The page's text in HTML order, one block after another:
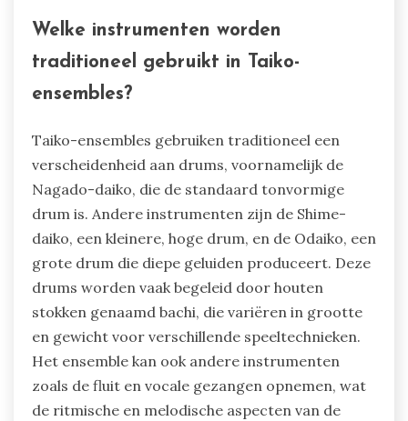
Welke instrumenten worden
traditioneel gebruikt in Taiko-
ensembles?
Taiko-ensembles gebruiken traditioneel een
verscheidenheid aan drums, voornamelijk de
Nagado-daiko, die de standaard tonvormige
drum is. Andere instrumenten zijn de Shime-
daiko, een kleinere, hoge drum, en de Odaiko, een
grote drum die diepe geluiden produceert. Deze
drums worden vaak begeleid door houten
stokken genaamd bachi, die variëren in grootte
en gewicht voor verschillende speeltechnieken.
Het ensemble kan ook andere instrumenten
zoals de fluit en vocale gezangen opnemen, wat
de ritmische en melodische aspecten van de